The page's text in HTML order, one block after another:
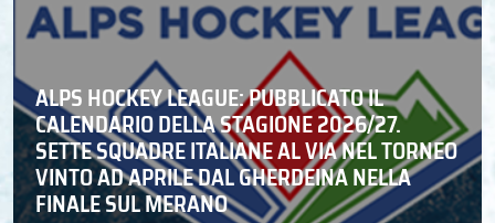
ALPS HOCKEY LEAGUE: PUBBLICATO IL
CALENDARIO DELLA STAGIONE 2026/27.
SETTE SQUADRE ITALIANE AL VIA NEL TORNEO
VINTO AD APRILE DAL GHERDEINA NELLA
FINALE SUL MERANO